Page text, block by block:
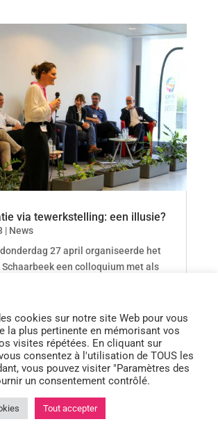
via tewerkstelling: een illusie?
| News
27 april organiseerde het
Schaarbeek een colloquium met als

cookies sur notre site Web pour vous
la plus pertinente en mémorisant vos
visites répétées. En cliquant sur
consentez à l'utilisation de TOUS les
vous pouvez visiter "Paramètres des
un consentement contrôlé.
Tout accepter